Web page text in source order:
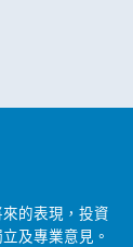
的表現，投資
及專業意見。